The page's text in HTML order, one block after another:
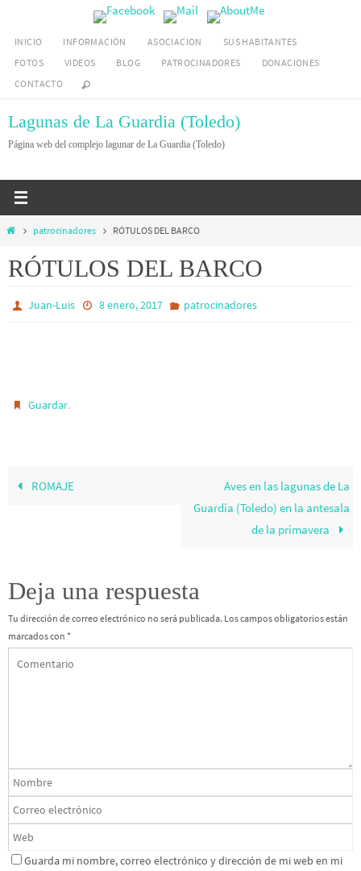
contenido
INICIO INFORMACIÓN ASOCIACION
SUS HABITANTES
FOTOS
VIDEOS BLOG PATROCINADORES
DONACIONES
CONTACTO
Lagunas de La Guardia (Toledo)
Página web del complejo lagunar de La Guardia (Toledo)
Iniciopatrocinadores RÓTULOS DEL BARCO
RÓTULOS DEL BARCO
Juan-Luis 8 enero, 2017 patrocinadores
Guardar.
ROMAJE
Aves en las lagunas de La
Guardia (Toledo) en la antesala
de la primavera
Deja una respuesta
Tu dirección de correo electrónico no será publicada. Los campos obligatorios están
marcados con *
Guarda mi nombre, correo electrónico y dirección de mi web en mi